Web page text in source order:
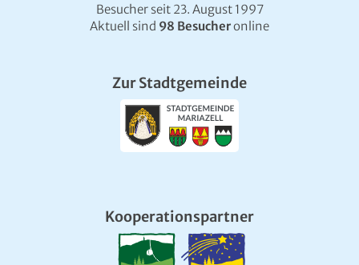
Besucher seit 23. August 1997
Aktuell sind 98 Besucheronline
Zur Stadtgemeinde
Kooperationspartner